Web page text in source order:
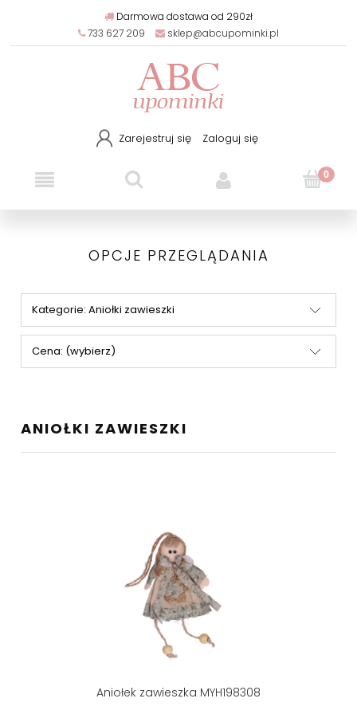
Darmowa dostawa od 290zł
733 627 209
sklep@abcupominki.pl
Zarejestruj się Zaloguj się
OPCJE PRZEGLĄDANIA
Kategorie: Aniołki zawieszki
Cena: (wybierz)
ANIOŁKI ZAWIESZKI
Aniołek zawieszka MYH198308